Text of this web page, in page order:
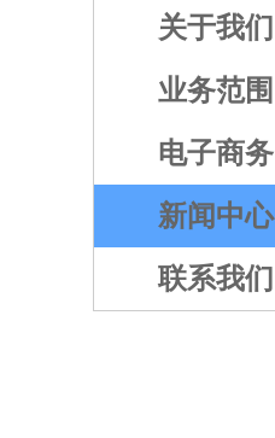
关于我们
业务范围
电子商务
新闻中心
联系我们